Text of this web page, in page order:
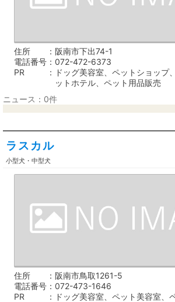
住所
阪南市下出74-1
電話番号
072-472-6373
PR
ドッグ美容室、ペットショップ
ットホテル、ペット用品販売
ニュース：0件
ラスカル
小型犬・中型犬
住所
阪南市鳥取1261-5
電話番号
072-473-1646
PR
ドッグ美容室、ペット美容室、